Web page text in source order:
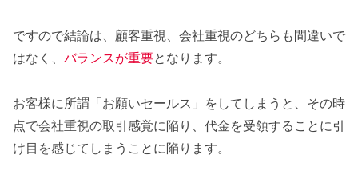
ですので結論は、顧客重視、会社重視のどちらも間違いで
はなく、 バランスが重要となります。
お客様に所謂「お願いセールス」をしてしまうと、その時
点で会社重視の取引感覚に陥り、代金を受領することに引
け目を感じてしまうことに陥ります。